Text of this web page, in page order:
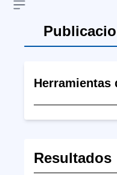
Open sidebar
Herramientas
Resultados